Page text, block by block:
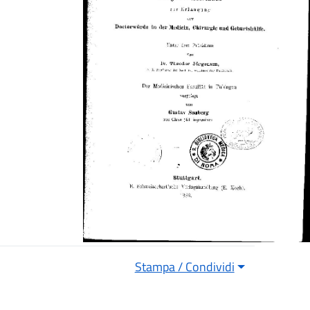
Stampa / Condividi